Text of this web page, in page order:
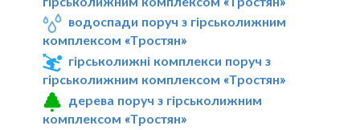
водоспади поруч з гірськолижним
комплексом «Тростян»
гірськолижні комплекси поруч з
гірськолижним комплексом «Тростян»
дерева поруч з гірськолижним
комплексом «Тростян»